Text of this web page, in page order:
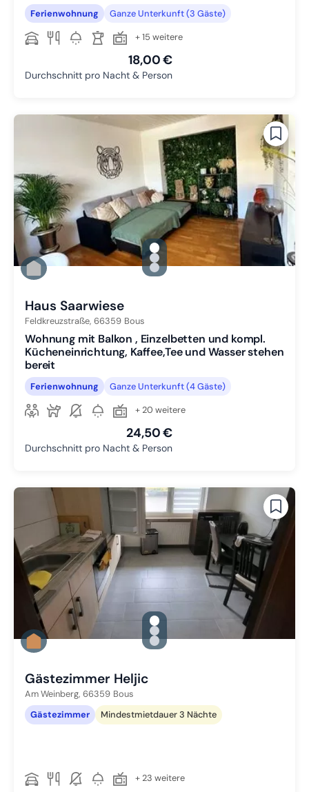
Ferienwohnung Ganze Unterkunft (3 Gäste)
+ 15 weitere
18,00 €
Durchschnitt pro Nacht & Person
gallery.slide_selector
Zu Slide 1 wechseln
Zu Slide 2 wechseln
Zu Slide 3 wechseln
Haus Saarwiese
Feldkreuzstraße, 66359 Bous
Wohnung mit Balkon , Einzelbetten und kompl.
Kücheneinrichtung, Kaffee,Tee und Wasser stehen
bereit
Ferienwohnung Ganze Unterkunft (4 Gäste)
+ 20 weitere
24,50 €
Durchschnitt pro Nacht & Person
gallery.slide_selector
Zu Slide 1 wechseln
Zu Slide 2 wechseln
Zu Slide 3 wechseln
Gästezimmer Heljic
Am Weinberg, 66359 Bous
Gästezimmer
Mindestmietdauer 3 Nächte
+ 23 weitere